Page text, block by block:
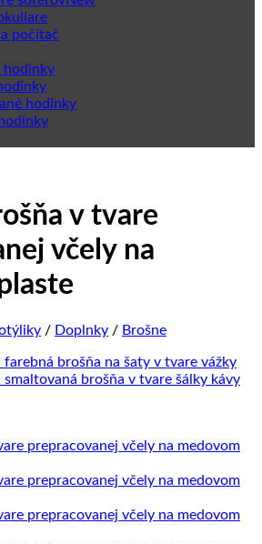
počítač
hodinky
hodinky
v tvare
včely na
/ Doplnky / Brošne